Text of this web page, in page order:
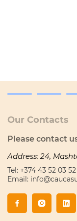
Our Contacts
Please contact
Address: 24,
Tel: +374 43 52 03 52
Email: